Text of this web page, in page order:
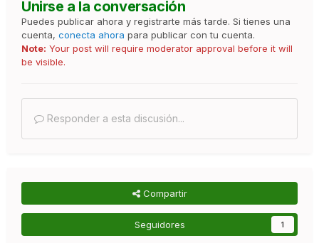
Unirse a la conversación
Puedes publicar ahora y registrarte más tarde. Si tienes una
cuenta, conecta ahora para publicar con tu cuenta.
Note: Your post will require moderator approval before it will
be visible.
Responder a esta discusión...
Compartir
Seguidores 1